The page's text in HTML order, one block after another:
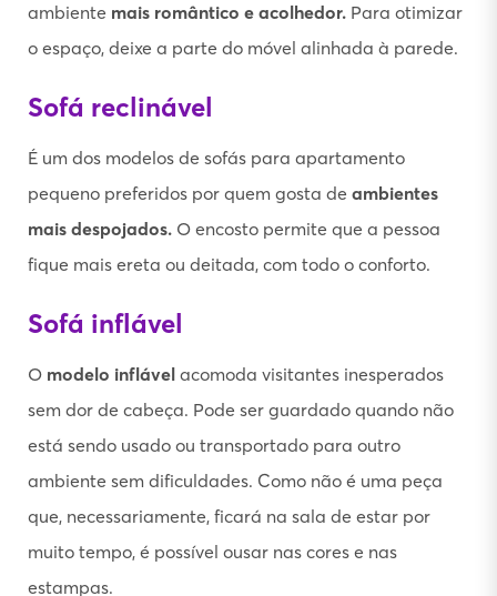
ambiente mais romântico e acolhedor. Para otimizar
o espaço, deixe a parte do móvel alinhada à parede.
Sofá reclinável
É um dos modelos de sofás para apartamento
pequeno preferidos por quem gosta de ambientes
mais despojados. O encosto permite que a pessoa
fique mais ereta ou deitada, com todo o conforto.
Sofá inflável
O modelo inflável acomoda visitantes inesperados
sem dor de cabeça. Pode ser guardado quando não
está sendo usado ou transportado para outro
ambiente sem dificuldades. Como não é uma peça
que, necessariamente, ficará na sala de estar por
muito tempo, é possível ousar nas cores e nas
estampas.